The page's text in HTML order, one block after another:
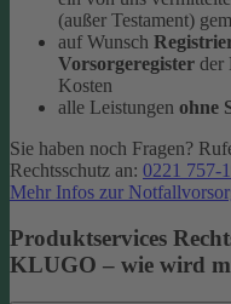
(außer Testament)
auf Wunsch
Vorsorgeregister der
Kosten
alle Leistungen ohne
Sie haben noch Fragen?
Rechtsschutz an: 0221 757-
Mehr Infos zur
Produktservices
KLUGO – wie wird